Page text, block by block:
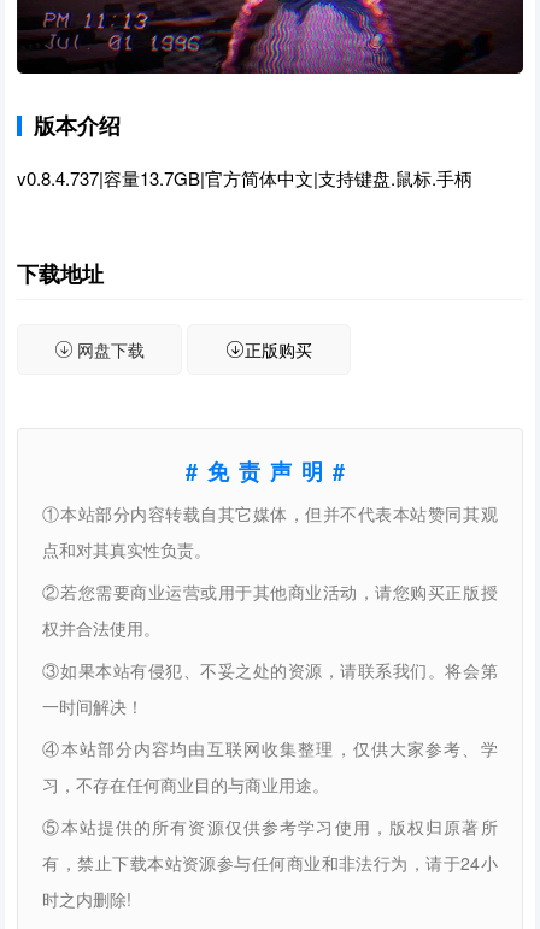
版本介绍
v0.8.4.737|容量13.7GB|官方简体中文|支持键盘.鼠标.手柄
下载地址
网盘下载 正版购买
#免责声明#
①本站部分内容转载自其它媒体，但并不代表本站赞同其观
点和对其真实性负责。
②若您需要商业运营或用于其他商业活动，请您购买正版授
权并合法使用。
③如果本站有侵犯、不妥之处的资源，请联系我们。将会第
一时间解决！
④本站部分内容均由互联网收集整理，仅供大家参考、学
习，不存在任何商业目的与商业用途。
⑤本站提供的所有资源仅供参考学习使用，版权归原著所
有，禁止下载本站资源参与任何商业和非法行为，请于24小
时之内删除!